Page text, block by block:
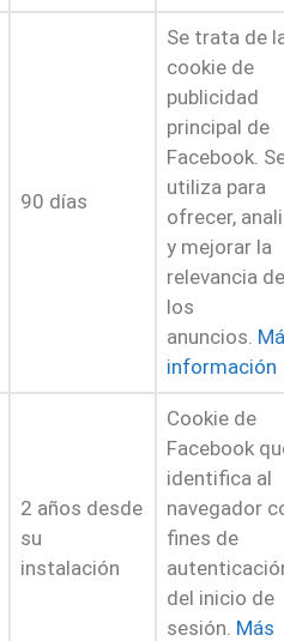
90 días
Se trata de
cookie de
publicidad
principal de
Facebook.
utiliza para
ofrecer,
y mejorar la
relevancia de
los
anuncios.
información
2 años desde
su
instalación
Cookie de
Facebook
identifica al
navegador
fines de
del inicio de
sesión. Más